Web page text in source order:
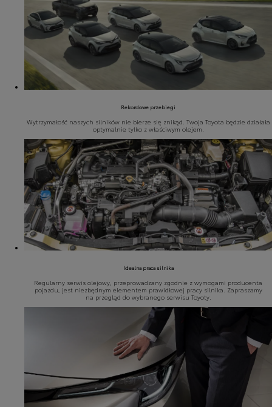
Rekordowe przebiegi
Wytrzymałość naszych silników nie bierze się znikąd. Twoja Toyota będzie działała
optymalnie tylko z właściwym olejem.
Idealna praca silnika
Regularny serwis olejowy, przeprowadzany zgodnie z wymogami producenta
pojazdu, jest niezbędnym elementem prawidłowej pracy silnika. Zapraszamy
na przegląd do wybranego serwisu Toyoty.